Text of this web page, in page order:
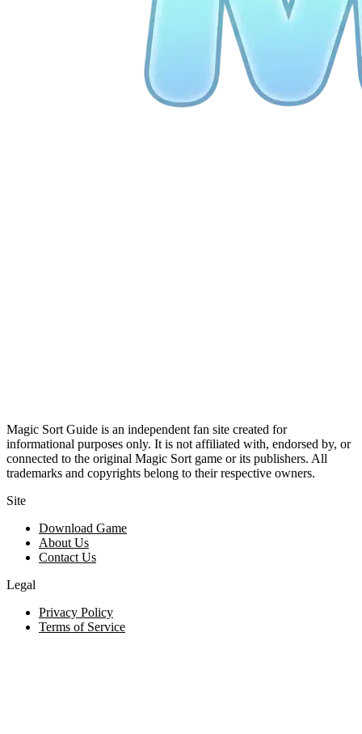
Magic Sort Guide is an independent fan site created for
informational purposes only. It is not affiliated with, endorsed by, or
connected to the original Magic Sort game or its publishers. All
trademarks and copyrights belong to their respective owners.
Site
Download Game
About Us
Contact Us
Legal
Privacy Policy
Terms of Service